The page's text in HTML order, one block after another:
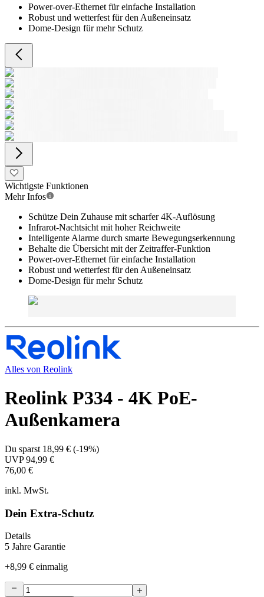
Power-over-Ethernet für einfache Installation
Robust und wetterfest für den Außeneinsatz
Dome-Design für mehr Schutz
Wichtigste Funktionen
Mehr Infos
Schütze Dein Zuhause mit scharfer 4K-Auflösung
Infrarot-Nachtsicht mit hoher Reichweite
Intelligente Alarme durch smarte Bewegungserkennung
Behalte die Übersicht mit der Zeitraffer-Funktion
Power-over-Ethernet für einfache Installation
Robust und wetterfest für den Außeneinsatz
Dome-Design für mehr Schutz
Alles von Reolink
Reolink P334 - 4K PoE-
Außenkamera
Du sparst 18,99 € (-19%)
UVP94,99 €
76,00 €
inkl. MwSt.
Dein Extra-Schutz
Details
5 Jahre Garantie
+8,99 € einmalig